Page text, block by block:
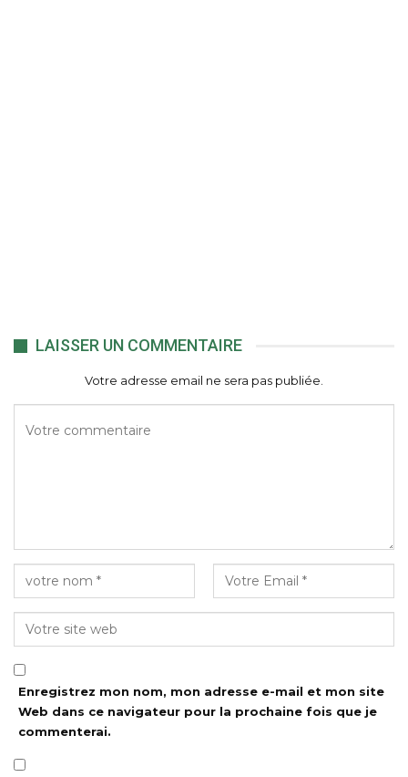
LAISSER UN COMMENTAIRE
Votre adresse email ne sera pas publiée.
Enregistrez mon nom, mon adresse e-mail et mon site
Web dans ce navigateur pour la prochaine fois que je
commenterai.